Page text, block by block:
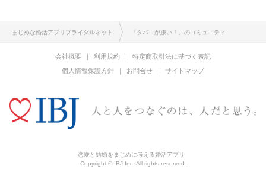
まじめな婚活アプリブライダルネット 「タバコが嫌い！」のコミュニティ
会社概要 利用規約
特定商取引法に基づく表記
個人情報保護方針
お問合せ サイトマップ
恋愛と結婚をまじめに考える婚活アプリ
Copyright © IBJ Inc. All rights reserved.